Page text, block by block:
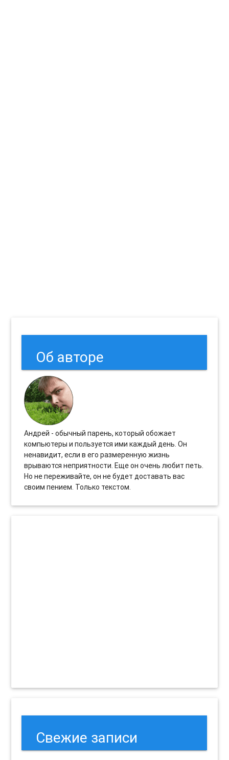
Об авторе
Андрей - обычный парень, который обожает
компьютеры и пользуется ими каждый день. Он
ненавидит, если в его размеренную жизнь
врываются неприятности. Еще он очень любит петь.
Но не переживайте, он не будет доставать вас
своим пением. Только текстом.
Свежие записи